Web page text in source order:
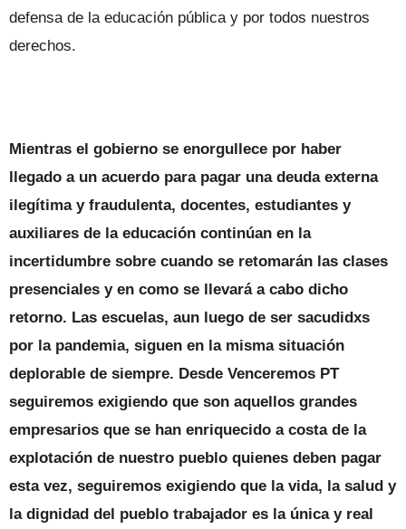
defensa de la educación pública y por todos nuestros
derechos.
Mientras el gobierno se enorgullece por haber
llegado a un acuerdo para pagar una deuda externa
ilegítima y fraudulenta, docentes, estudiantes y
auxiliares de la educación continúan en la
incertidumbre sobre cuando se retomarán las clases
presenciales y en como se llevará a cabo dicho
retorno. Las escuelas, aun luego de ser sacudidxs
por la pandemia, siguen en la misma situación
deplorable de siempre. Desde Venceremos PT
seguiremos exigiendo que son aquellos grandes
empresarios que se han enriquecido a costa de la
explotación de nuestro pueblo quienes deben pagar
esta vez, seguiremos exigiendo que la vida, la salud y
la dignidad del pueblo trabajador es la única y real